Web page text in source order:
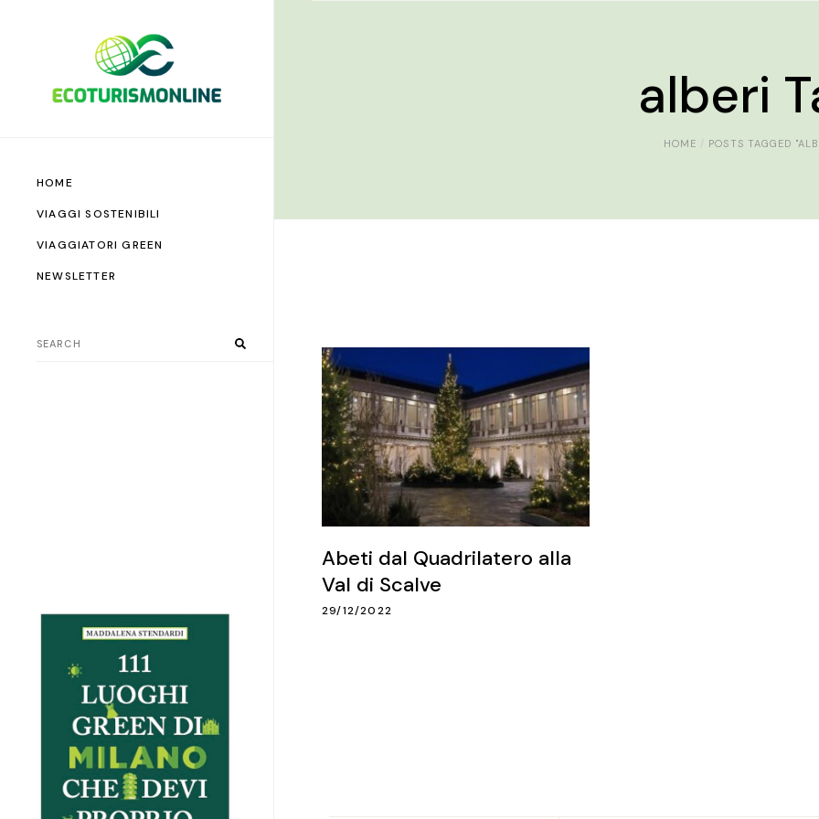
HOME
VIAGGI SOSTENIBILI
VIAGGIATORI GREEN
NEWSLETTER
alberi
HOME POSTS TAGGED
Abeti dal Quadrilatero alla
Val di Scalve
29/12/2022